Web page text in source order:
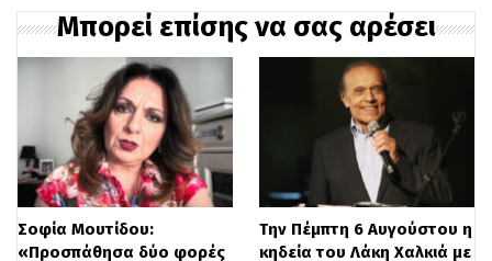
Το στοιχείο που συζητήθηκε περισσότερο
από όλα ήταν η επιλογή της να
κυκλοφορήσει χωρίς ίχνος μακιγιάζ. Η
συγκεκριμένη εμφάνιση ανοίγει εκ νέου
τη συζήτηση γύρω από τα πρότυπα
ομορφιάς και τη χρήση φίλτρων στο
Μπορεί επίσης να σας αρέσει
Σοφία Μουτίδου:
«Προσπάθησα δύο φορές
Την Πέμπτη 6 Αυγούστου η
κηδεία του Λάκη Χαλκιά με